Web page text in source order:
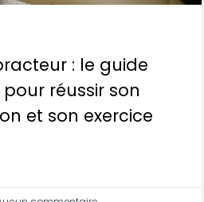
: le guide
réussir son
et son exercice